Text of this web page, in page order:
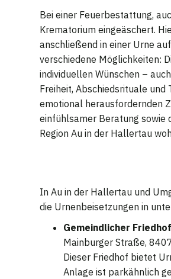
Bei einer Feuerbestattung,
Krematorium eingeäschert.
anschließend in einer Urne
verschiedene Möglichkeiten:
individuellen Wünschen –
Freiheit, Abschiedsrituale
emotional herausfordernden
einfühlsamer Beratung sowie
Region Au in der Hallertau
In Au in der Hallertau und
die Urnenbeisetzungen in
Gemeindlicher
Mainburger Straße,
Dieser Friedhof bietet
Anlage ist parkähnlich